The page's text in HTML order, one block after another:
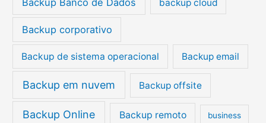
p
r
backup cloud
Backup corporativo
Backup de sistema operacional Backup email
Backup em nuvem Backup offsite
Backup Online Backup remoto business